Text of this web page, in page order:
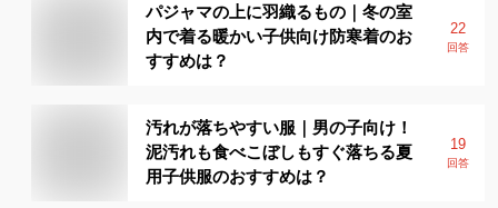
パジャマの上に羽織るもの｜冬の室
内で着る暖かい子供向け防寒着のお
すすめは？
22
回答
汚れが落ちやすい服｜男の子向け！
泥汚れも食べこぼしもすぐ落ちる夏
用子供服のおすすめは？
19
回答